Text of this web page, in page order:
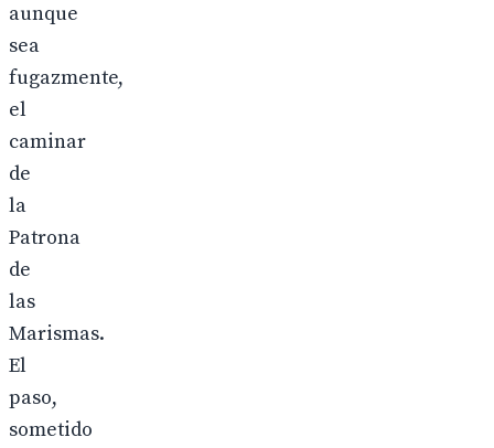
aunque
sea
fugazmente,
el
caminar
de
la
Patrona
de
las
Marismas.
El
paso,
sometido